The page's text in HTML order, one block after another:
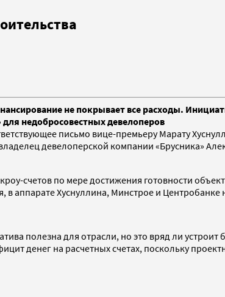
не покрывает все расходы.
недобросовестных девелоперов
письмо вице-премьеру Марату
девелоперской компании «Брусника»
счетов по мере достижения готовности
аппарате Хуснуллина, Минстрое и Центробанке
полезна для отрасли, но это вряд ли устроит
денег на расчетных счетах, поскольку